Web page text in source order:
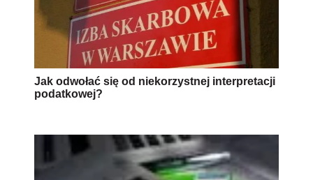
Jak odwołać się od niekorzystnej interpretacji
podatkowej?